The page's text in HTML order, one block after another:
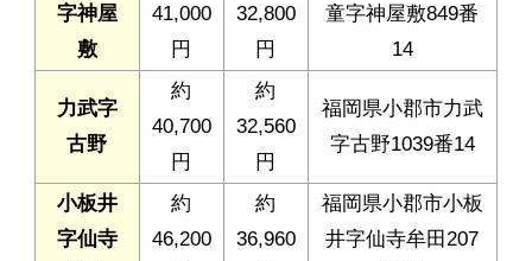
字神屋
敷
41,000
円
32,800
円
童字神屋敷849番
14
力武字
古野
約
40,700
円
約
32,560
円
福岡県小郡市力武
字古野1039番14
小板井
字仙寺
約
46,200
約
36,960
福岡県小郡市小板
井字仙寺牟田207